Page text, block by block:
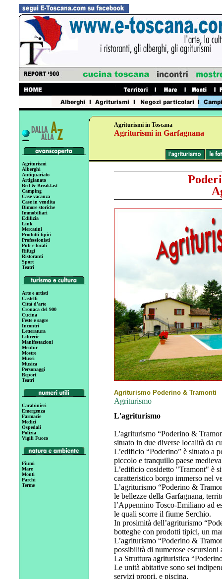
Agriturismi
Alberghi
Antiquariato
Artigianato
Bed & Breakfast
Camping
Case vacanza
Case in vendita
Dimore storiche
Immobiliari
Edilizia
Link
Mercatini
Prodotti tipici
Professionisti
Pub e locali
Rifugi
Ristoranti
Sport
Teatri
Arte e artisti
Castelli
Città d'arte
Cronaca del 900
Cucina
Feste e sagre
Incontri
Letteratura
Librerie
Manifestazioni
Menhir
Mostre
Musei
Musica
Personaggi
Report
Teatri
Carabinieri
Emergenza
Farmacie
Medici
Ospedali
Polizia
Vigili Fuoco
Fiumi
Mare
Monti
Parchi
Terme
Agriturismi in Toscana
Agriturismi in Garfagnana
Agriturismo Poderino & Tramonti
Agriturismo
L'agriturismo
L'agriturismo “Poderino &
situato in due diverse località da
L’edificio “Poderino” è situato a
piccolo e tranquillo paese
L’edificio cosidetto "Tramont" è
caratteristico borgo immerso nel
L’agriturismo “Poderino &
le bellezze della Garfagnana,
l’Appennino Tosco-Emiliano ad
le quali scorre il fiume Serchio.
In prosimità dell’agriturismo
botteghe con prodotti tipici, un
L’agriturismo “Poderino &
possibilità di numerose
La Struttura agrituristica
Le unità abitative sono sei
servizi propri, e piscina.